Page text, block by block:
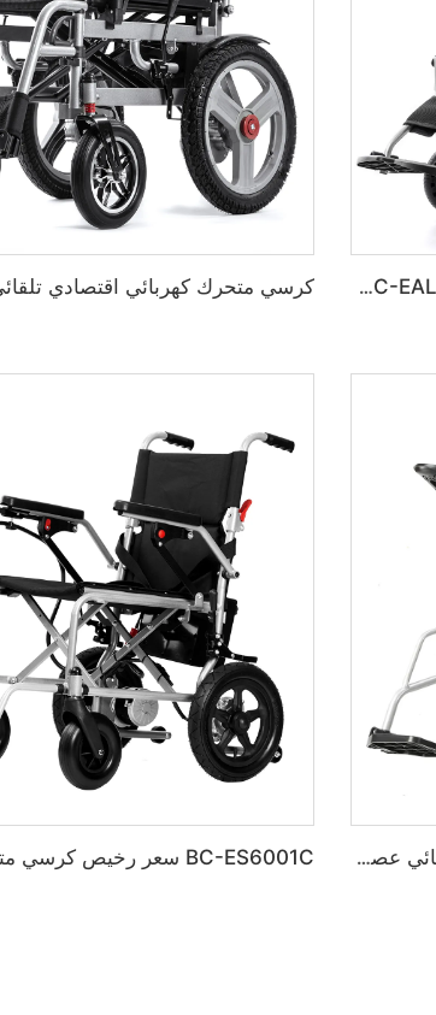
كرسي كهربائي خفيف الوزن قابل للطي BC-EALD4 لذوي الاحتياجات الخاصة
BC-ES6001S تخصيص كرسي متحرك كهربائي عصري ذكي حديث